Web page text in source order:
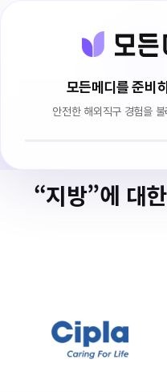
모든메디를 준비
안전한 해외직구 경험을
전체상품 이용후기
“지방”에 대